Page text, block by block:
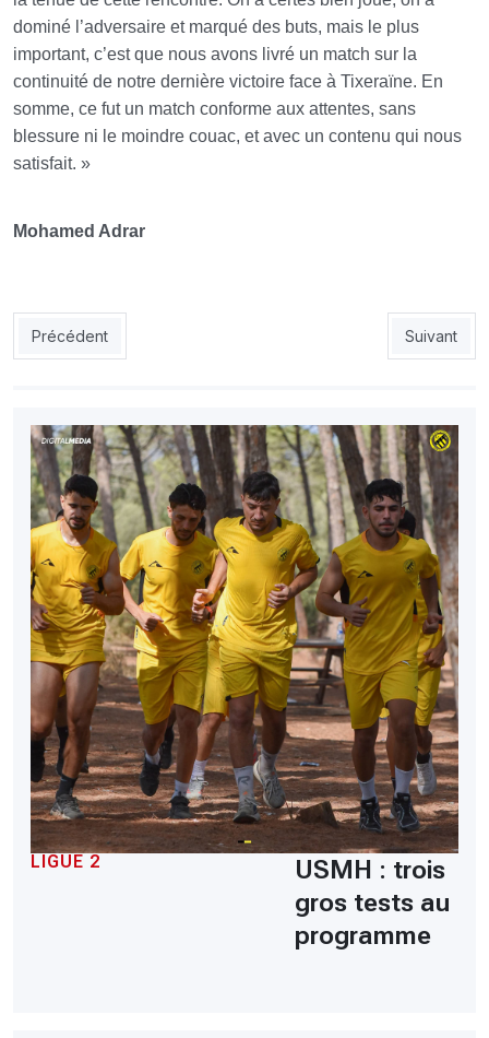
dominé l’adversaire et marqué des buts, mais le plus
important, c’est que nous avons livré un match sur la
continuité de notre dernière victoire face à Tixeraïne. En
somme, ce fut un match conforme aux attentes, sans
blessure ni le moindre couac, et avec un contenu qui nous
satisfait. »
Mohamed Adrar
Article précédent : USMH : El Harrach envisage de déménager
Précédent Article
Suivant
LIGUE 2
USMH : trois
gros tests au
programme